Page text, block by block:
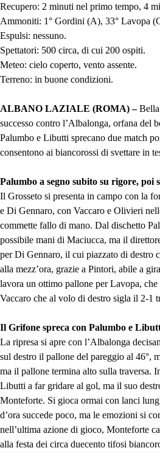
Recupero: 2 minuti nel primo tempo, 4
Ammoniti: 1° Gordini (A), 33° Lavopa
Espulsi: nessuno.
Spettatori: 500 circa, di cui 200 ospiti.
Meteo: cielo coperto, vento assente.
Terreno: in buone condizioni.
ALBANO LAZIALE (ROMA) –Bella
successo contro l’Albalonga, orfana del
Palumbo e Libutti sprecano due match
consentono ai biancorossi di svettare in
Palumbo a segno subito su rigore, poi
Il Grosseto si presenta in campo con la
e Di Gennaro, con Vaccaro e Olivieri
commette fallo di mano. Dal dischetto
possibile mani di Maciucca, ma il
per Di Gennaro, il cui piazzato di destro
alla mezz’ora, grazie a Pintori, abile a
lavora un ottimo pallone per Lavopa,
Vaccaro che al volo di destro sigla il 2-1
Il Grifone spreca con Palumbo e
La ripresa si apre con l’Albalonga
sul destro il pallone del pareggio al 46°,
ma il pallone termina alto sulla traversa.
Libutti a far gridare al gol, ma il suo
Monteforte. Si gioca ormai con lanci
d’ora succede poco, ma le emozioni si
nell’ultima azione di gioco, Monteforte
alla festa dei circa duecento tifosi